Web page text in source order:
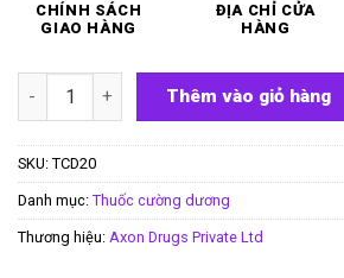
CHÍNH SÁCH
GIAO HÀNG
ĐỊA CHỈ CỬA
HÀNG
Thuốc cường dương Hindgra 100mg số
Thêm vào giỏ hàng
SKU: TCD20
Danh mục: Thuốc cường dương
Thương hiệu: Axon Drugs Private Ltd